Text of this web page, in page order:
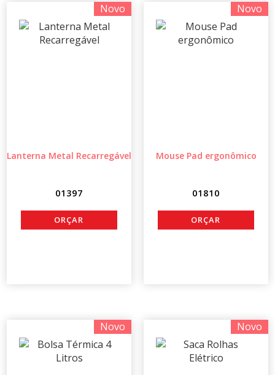
Novo
Lanterna Metal Recarregável
01397
Novo
Mouse Pad ergonômico
01810
Novo Novo